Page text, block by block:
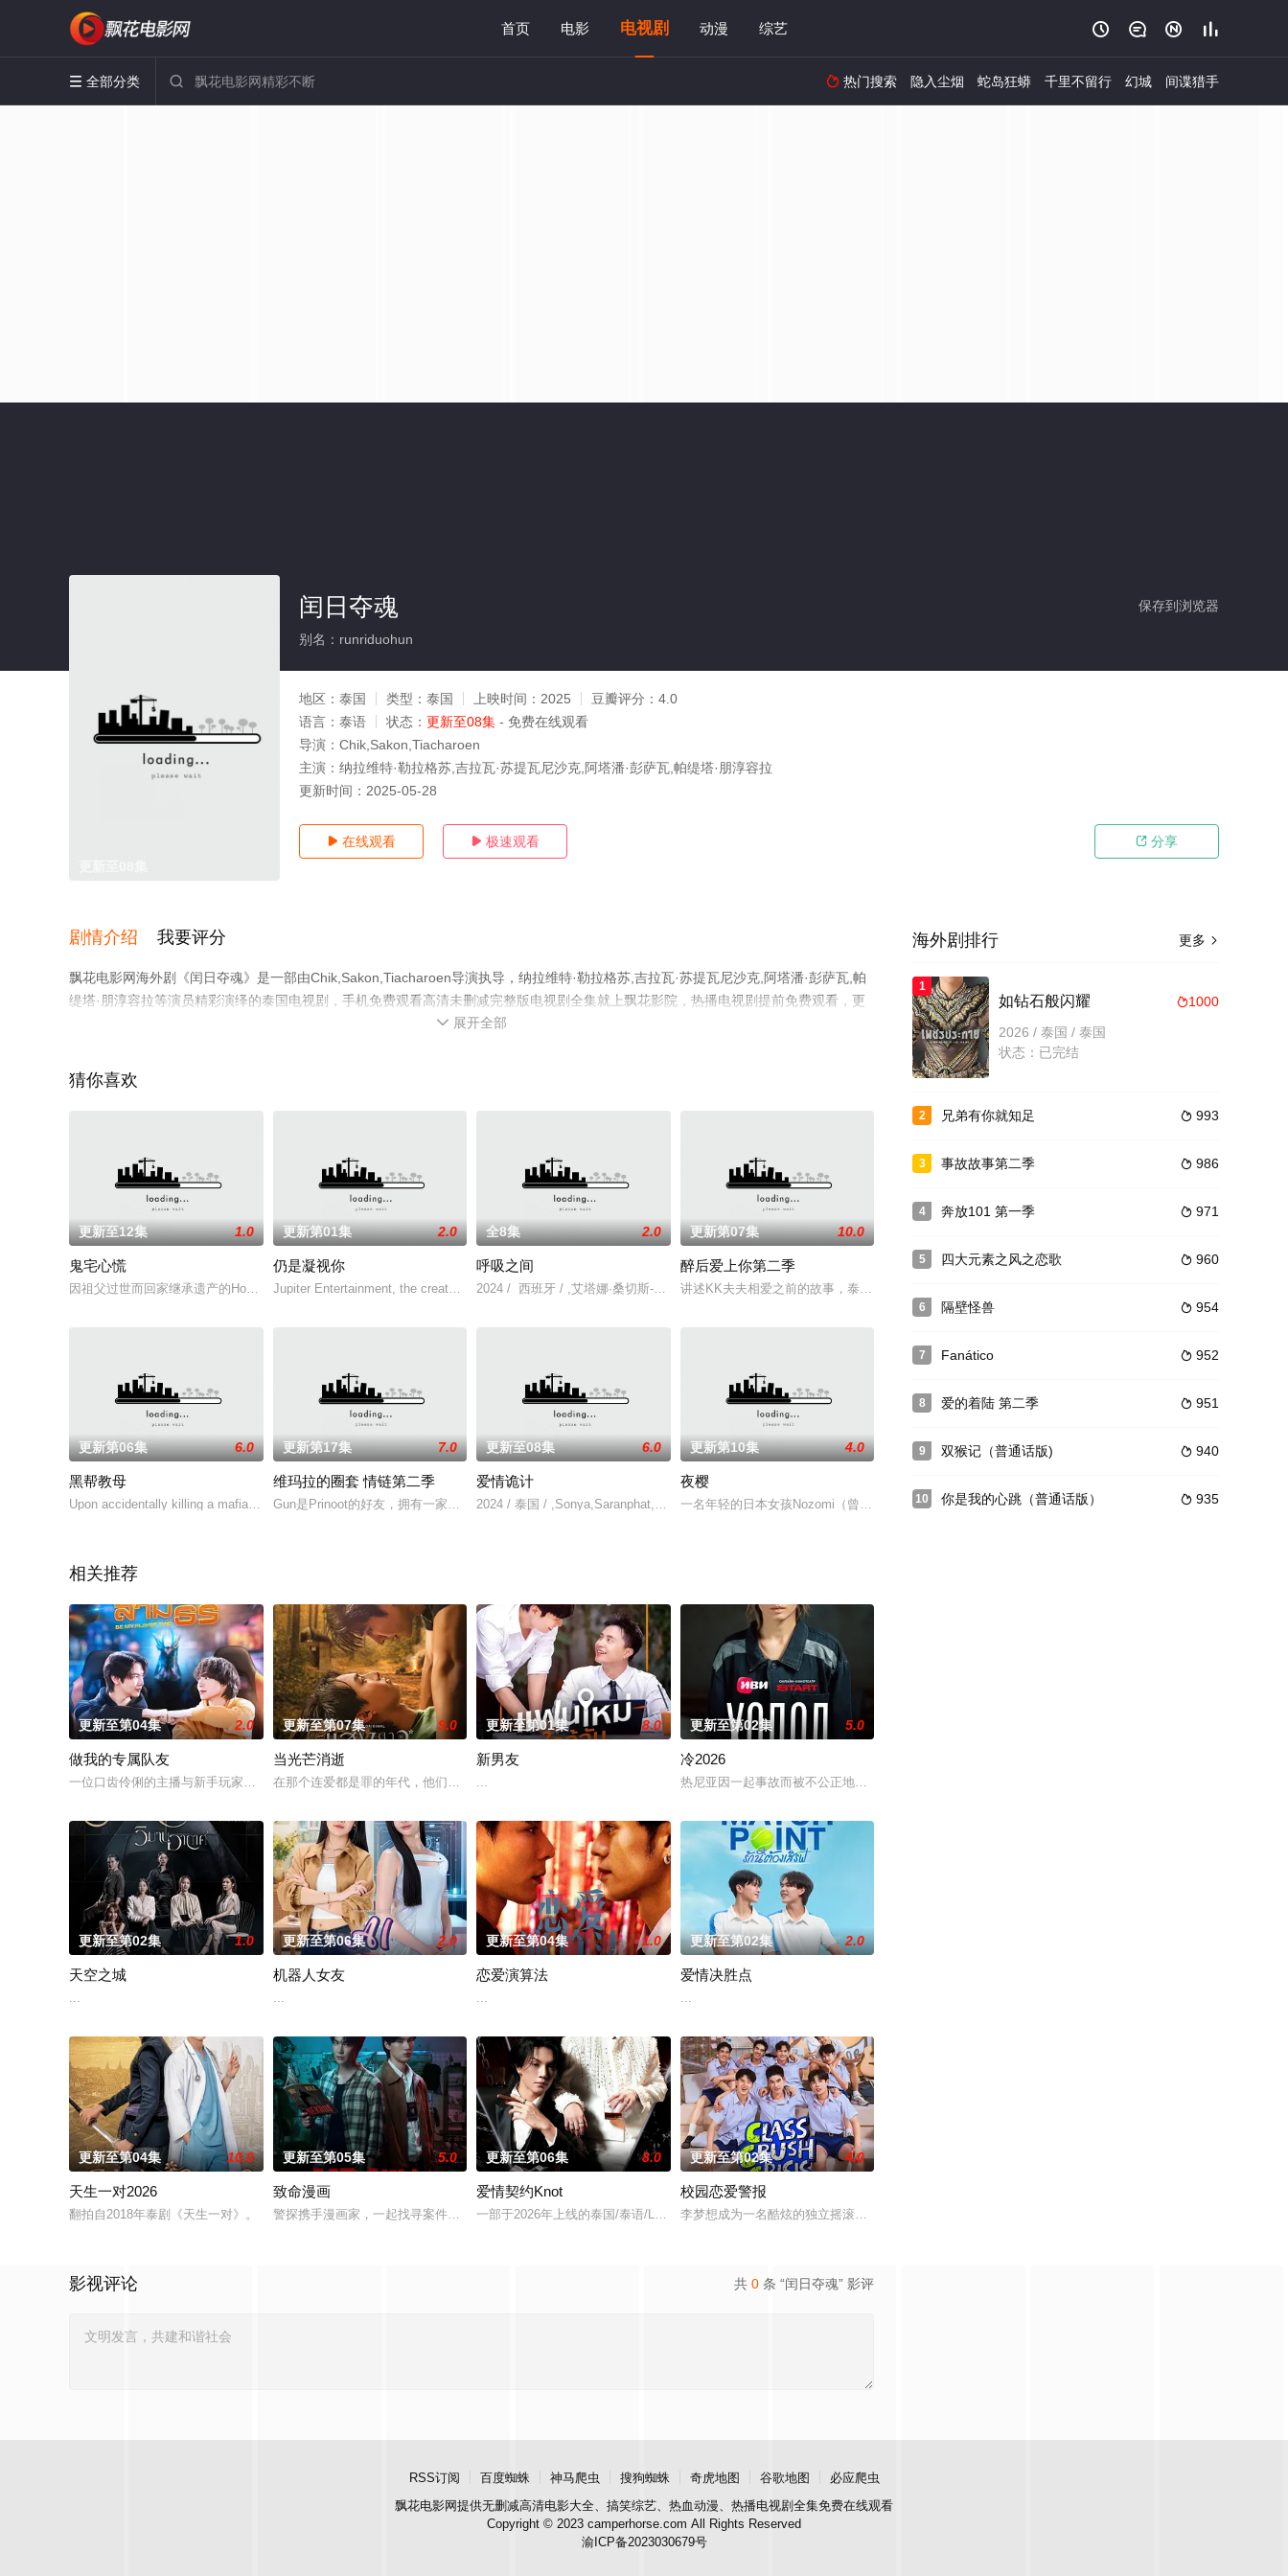
首页 电影 电视剧 动漫 综艺    
 全部分类   热门搜索 隐入尘烟 蛇岛狂蟒 千里不留行 幻城 间谍猎手
保存到浏览器
闰日夺魂
别名：runriduohun
地区： 泰国 类型： 泰国 上映时间： 2025 豆瓣评分： 4.0
语言： 泰语 状态： 更新至08集 - 免费在线观看
导演： Chik,Sakon,Tiacharoen
主演： 纳拉维特·勒拉格苏,吉拉瓦·苏提瓦尼沙克,阿塔潘·彭萨瓦,帕缇塔·朋淳容拉
更新时间： 2025-05-28
 在线观看  极速观看  分享
剧情介绍 我要评分
飘花电影网海外剧《闰日夺魂》是一部由Chik,Sakon,Tiacharoen导演执导，纳拉维特·勒拉格苏,吉拉瓦·苏提瓦尼沙克,阿塔潘·彭萨瓦,帕
缇塔·朋淳容拉等演员精彩演绎的泰国电视剧，手机免费观看高清未删减完整版电视剧全集就上飘花影院，热播电视剧提前免费观看，更
多剧情信息可移步至豆瓣电视剧、电视猫或剧情网等平台了解。 展开全部
猜你喜欢
更新至12集 1.0
鬼宅心慌
因祖父过世而回家继承遗产的Home决定出售房子，才被告知房子被传说是鬼屋，他找到了能看到鬼的Peach，要求他们一起帮忙驱灵捉鬼！！
更新第01集 2.0
仍是凝视你
Jupiter Entertainment, the creators of the Cantonese BL drama 'St
全8集 2.0
呼吸之间
2024 / 西班牙 / ,艾塔娜·桑切斯-希洪,纳瓦·尼姆利,马努·里奥斯,布兰卡·苏亚雷斯,阿方索·巴萨维,阿布里尔·萨莫拉,Ana,Rayo,Borja,Lu
更新第07集 10.0
醉后爱上你第二季
讲述KK夫夫相爱之前的故事，泰剧《恶魔的浪漫》讲述的是KK夫夫在一起后的故事，而泰剧《醉后爱上你2
更新第06集 6.0
黑帮教母
Upon accidentally killing a mafia leader, a middle-aged woman is unwi
更新第17集 7.0
维玛拉的圈套 情链第二季
Gun是Prinoot的好友，拥有一家豪华酒店。他提出将酒店的一部分股份出售给Prinoot，使他们成为商业伙伴。Gun的妻子决定在他们离
更新至08集 6.0
爱情诡计
2024 / 泰国 / ,Sonya,Saranphat,Pedersen,Lookmhee,Punyapat,Wangpongsathaporn,Bonz,Na
更新第10集 4.0
夜樱
一名年轻的日本女孩Nozomi（曾晓晴饰）被迫卖淫，成为马来亚最顶尖的karayuki san（19世纪末担任性工作
相关推荐
更新至第04集 2.0
做我的专属队友
一位口齿伶俐的主播与新手玩家！顶级主播Thi追捕神秘玩家Zo，后者竟屡次击败他。一场原本只为猎杀对手的追逐，却意外演变成一段情缘的发现。
更新至第07集 9.0
当光芒消逝
在那个连爱都是罪的年代，他们选择了彼此。 1976年10月6日清晨，泰国爆发血腥镇压，大学生Ravin被迫逃入丛林，加入地下游击队。在那个
更新至第01集 8.0
新男友
更新至第02集 5.0
冷2026
热尼亚因一起事故而被不公正地监禁，她的丈夫和6岁的女儿在事故中死亡。这起事故的真正罪魁祸首是富家子
更新至第02集 1.0
天空之城
...
更新至第06集 2.0
机器人女友
...
更新至第04集 1.0
恋爱演算法
...
更新至第02集 2.0
爱情决胜点
...
更新至第04集 10.0
天生一对2026
翻拍自2018年泰剧《天生一对》。
更新至第05集 5.0
致命漫画
警探携手漫画家，一起找寻案件真相，冲破新闻的步步紧逼。
更新至第06集 8.0
爱情契约Knot
一部于2026年上线的泰国/泰语/LGBT/爱情/都市/霸道总裁电视剧，讲述了“结为枷锁，爱为牢笼”的契约恋爱故事。
更新至第02集 4.0
校园恋爱警报
李梦想成为一名酷炫的独立摇滚音乐家。由于他完全无视学业，他的母亲把他送到了一所新学校，这所学校今
共 0 条 “闰日夺魂” 影评
影视评论
更多 
海外剧排行
1
1000
如钻石般闪耀
2026 / 泰国 / 泰国
状态：已完结
2  993
兄弟有你就知足
3  986
事故故事第二季
4  971
奔放101 第一季
5  960
四大元素之风之恋歌
6  954
隔壁怪兽
7  952
Fanático
8  951
爱的着陆 第二季
9  940
双猴记（普通话版)
10  935
你是我的心跳（普通话版）
RSS订阅 百度蜘蛛 神马爬虫 搜狗蜘蛛 奇虎地图 谷歌地图
必应爬虫
飘花电影网提供无删减高清电影大全、搞笑综艺、热血动漫、热播电视剧全集免费在线观看
Copyright © 2023 camperhorse.com All Rights Reserved
渝ICP备2023030679号